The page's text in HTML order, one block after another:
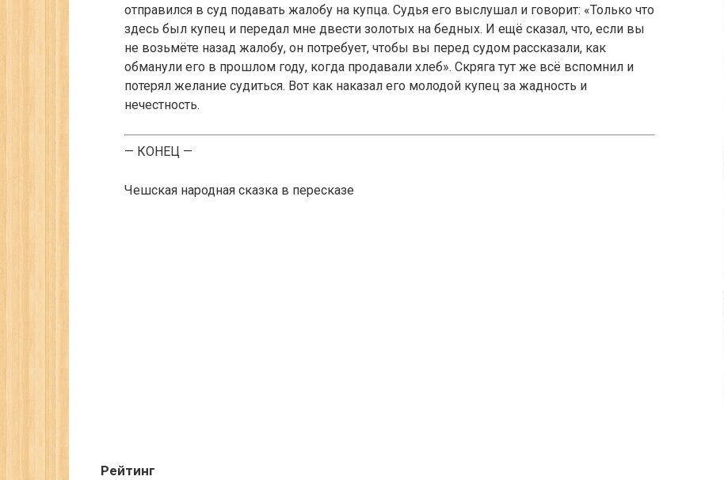
от­правился в суд подавать жалобу на купца. Судья его выслушал и говорит: «Только что
здесь был купец и передал мне двести золотых на бедных. И ещё сказал, что, если вы
не возьмёте назад жалобу, он потребует, чтобы вы перед судом рассказали, как
обманули его в прошлом году, когда про­давали хлеб». Скряга тут же всё вспомнил и
потерял желание судиться. Вот как наказал его молодой купец за жадность и
нечестность.
— КОНЕЦ —
Чешская народная сказка в пересказе
Рейтинг